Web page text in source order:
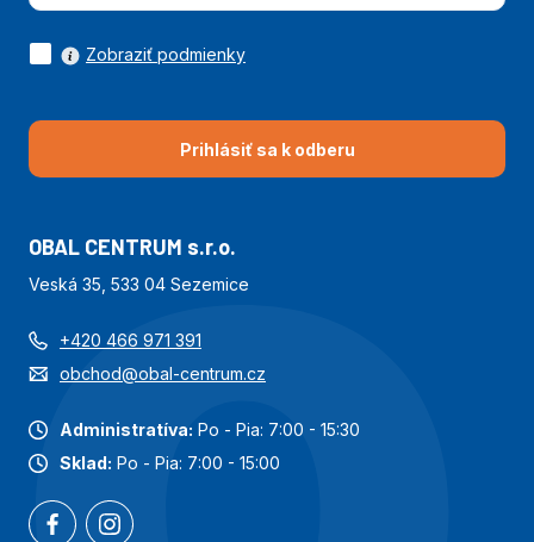
Prihlásiť sa k odberu
Zobraziť podmienky
OBAL CENTRUM s.r.o.
Veská 35, 533 04 Sezemice
+420 466 971 391
obchod@obal-centrum.cz
Administratíva: Po - Pia: 7:00 - 15:30
Sklad: Po - Pia: 7:00 - 15:00